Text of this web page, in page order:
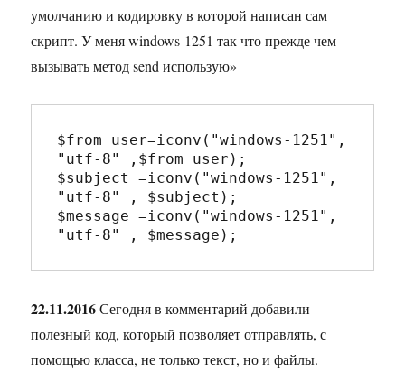
умолчанию и кодировку в которой написан сам
скрипт. У меня windows-1251 так что прежде чем
вызывать метод send использую»
$from_user=iconv("windows-1251",
"utf-8" ,$from_user);
$subject =iconv("windows-1251",
"utf-8" , $subject);
$message =iconv("windows-1251",
22.11.2016Сегодня в комментарий добавили
полезный код, который позволяет отправлять, с
помощью класса, не только текст, но и файлы.